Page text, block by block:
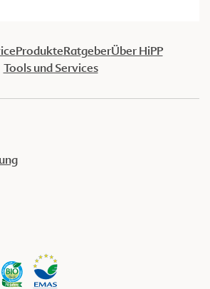
ProdukteRatgeberÜber HiPP
Tools und Services